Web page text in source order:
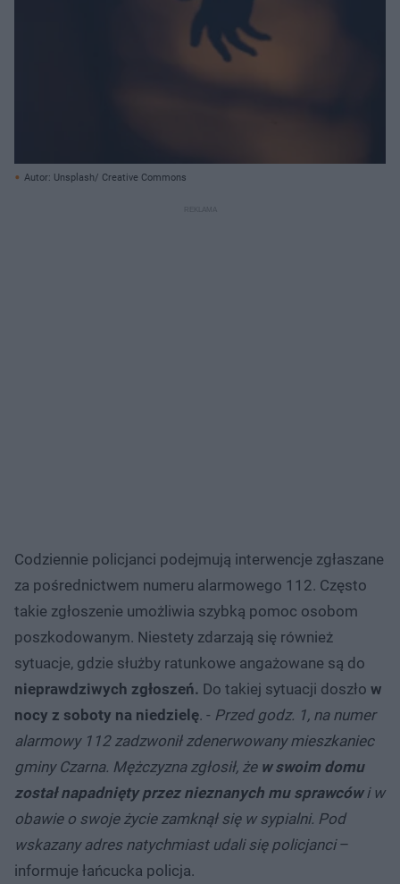
Autor: Unsplash/ Creative Commons
Codziennie policjanci podejmują interwencje zgłaszane
za pośrednictwem numeru alarmowego 112. Często
takie zgłoszenie umożliwia szybką pomoc osobom
poszkodowanym. Niestety zdarzają się również
sytuacje, gdzie służby ratunkowe angażowane są do
nieprawdziwych zgłoszeń. Do takiej sytuacji doszło w
nocy z soboty na niedzielę. - Przed godz. 1, na numer
alarmowy 112 zadzwonił zdenerwowany mieszkaniec
gminy Czarna. Mężczyzna zgłosił, że w swoim domu
został napadnięty przez nieznanych mu sprawcówi w
obawie o swoje życie zamknął się w sypialni. Pod
wskazany adres natychmiast udali się policjanci–
informuje łańcucka policja.